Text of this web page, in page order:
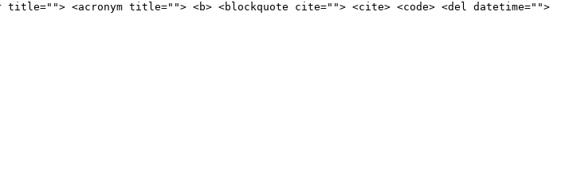
<acronym title=""> <b> <blockquote cite=""> <cite> <code> <del datetime="">